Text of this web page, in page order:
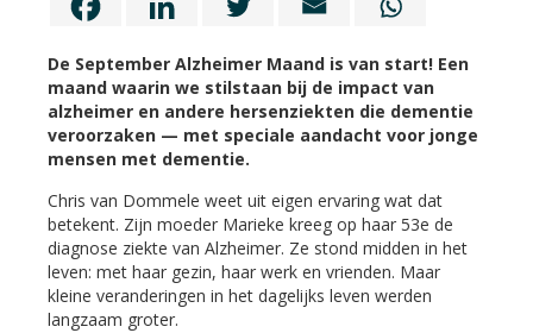
De September Alzheimer Maand is van start! Een
maand waarin we stilstaan bij de impact van
alzheimer en andere hersenziekten die dementie
veroorzaken — met speciale aandacht voor jonge
mensen met dementie.
Chris van Dommele weet uit eigen ervaring wat dat
betekent. Zijn moeder Marieke kreeg op haar 53e de
diagnose ziekte van Alzheimer. Ze stond midden in het
leven: met haar gezin, haar werk en vrienden. Maar
kleine veranderingen in het dagelijks leven werden
langzaam groter.